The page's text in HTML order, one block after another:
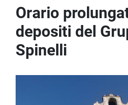
Orario
depositi del
Spinelli